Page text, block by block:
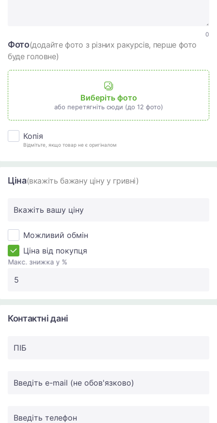
0
Фото(додайте фото з різних ракурсів, перше фото
буде головне)
Виберіть фото
або перетягніть сюди (до 12 фото)
Копія
Відмітьте, якщо товар не є оригіналом
Ціна(вкажіть бажану ціну у гривні)
Вкажіть вашу ціну
Можливий обмін
Ціна від покупця
Макс. знижка у %
Контактні дані
ПIБ
Введіть e-mail (не обов'язково)
Введіть телефон